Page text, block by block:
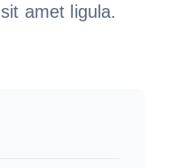
amet ligula.